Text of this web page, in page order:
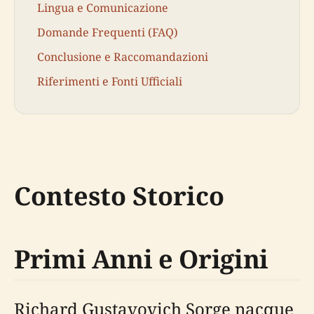
Lingua e Comunicazione
Domande Frequenti (FAQ)
Conclusione e Raccomandazioni
Riferimenti e Fonti Ufficiali
Contesto Storico
Primi Anni e Origini
Richard Gustavovich Sorge nacque